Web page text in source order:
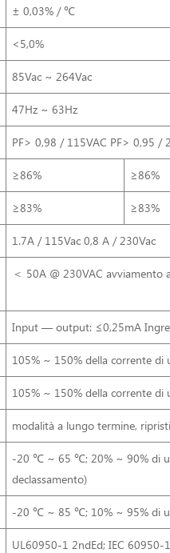
± 0,03% / ℃
<5,0%
85Vac ~ 264Vac
47Hz ~ 63Hz
PF> 0,98 / 115VAC PF> 0,95 /
≥86% ≥86%
≥83% ≥83%
1.7A / 115Vac 0,8 A / 230Vac
＜ 50A @ 230VAC
Input — output: ≤0,25mA
105% ~ 150% della corrente di
105% ~ 150% della corrente di
modalità a lungo termine,
-20 ℃ ~ 65 ℃; 20% ~ 90% di
declassamento)
-20 ℃ ~ 85 ℃; 10% ~ 95% di
UL60950-1 2ndEd; IEC 60950-